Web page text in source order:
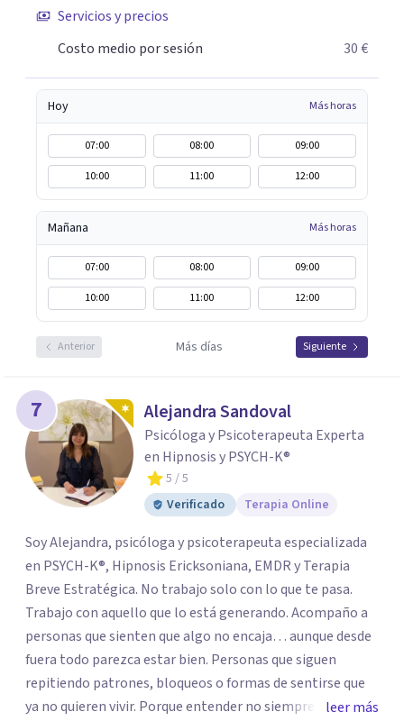
¿Tienes dudas de cómo enfocaré tu problema o situación?
momento de dar el paso a una nueva etapa en tu vida.
Servicios y precios
Costo medio por sesión
30 €
Hoy Más horas
07:00 08:00
09:00
10:00
11:00 12:00
Mañana Más horas
07:00 08:00
09:00
10:00
11:00 12:00
Anterior Más días Siguiente
7 Alejandra Sandoval
Psicóloga y Psicoterapeuta Experta
en Hipnosis y PSYCH-K®
5 / 5
Verificado
Terapia Online
Soy Alejandra, psicóloga y psicoterapeuta especializada
en PSYCH-K®, Hipnosis Ericksoniana, EMDR y Terapia
Breve Estratégica. No trabajo solo con lo que te pasa.
Trabajo con aquello que lo está generando. Acompaño a
personas que sienten que algo no encaja… aunque desde
fuera todo parezca estar bien. Personas que siguen
repitiendo patrones, bloqueos o formas de sentirse que
ya no quieren vivir. Porque entender no siempre
leer más